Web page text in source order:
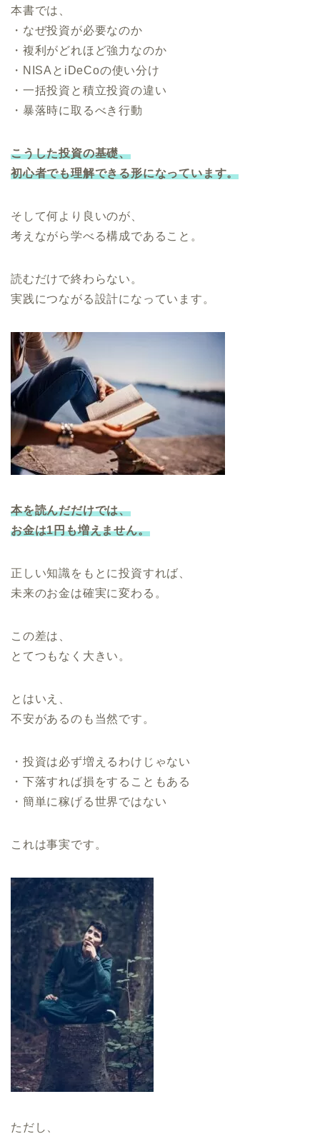
本書では、
・なぜ投資が必要なのか
・複利がどれほど強力なのか
・NISAとiDeCoの使い分け
・一括投資と積立投資の違い
・暴落時に取るべき行動
こうした投資の基礎、
初心者でも理解できる形になっています。
そして何より良いのが、
考えながら学べる構成であること。
読むだけで終わらない。
実践につながる設計になっています。
本を読んだだけでは、
お金は1円も増えません。
正しい知識をもとに投資すれば、
未来のお金は確実に変わる。
この差は、
とてつもなく大きい。
とはいえ、
不安があるのも当然です。
・投資は必ず増えるわけじゃない
・下落すれば損をすることもある
・簡単に稼げる世界ではない
これは事実です。
ただし、